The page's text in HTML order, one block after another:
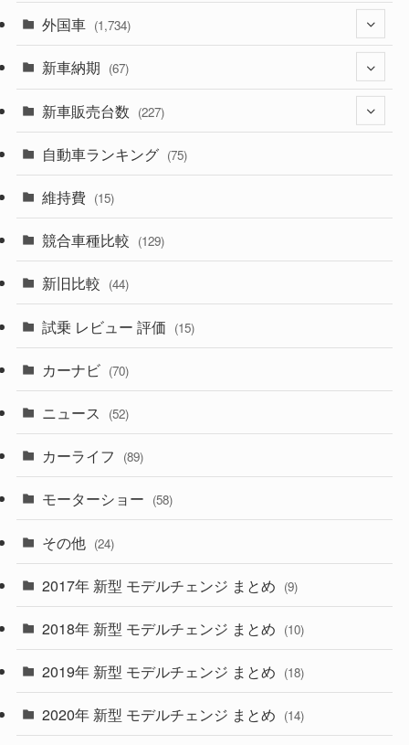
(1,321)
(329)
(357)
(328)
(194)
(230)
(253)
外国車 (1,734)
(242)
(85)
(84)
(14)
(222)
(50)
(43)
(6)
(9)
(4)
(30)
(27)
(58)
(28)
(27)
(26)
(33)
(10)
(35)
新車納期 (67)
(28)
(8)
(3)
(3)
(5)
(1)
新車販売台数 (227)
(21)
(5)
(7)
(5)
自動車ランキング (75)
維持費 (15)
競合車種比較 (129)
新旧比較 (44)
試乗 レビュー 評価 (15)
カーナビ (70)
ニュース (52)
カーライフ (89)
モーターショー (58)
その他 (24)
2017年 新型 モデルチェンジ まとめ (9)
2018年 新型 モデルチェンジ まとめ (10)
2019年 新型 モデルチェンジ まとめ (18)
2020年 新型 モデルチェンジ まとめ (14)